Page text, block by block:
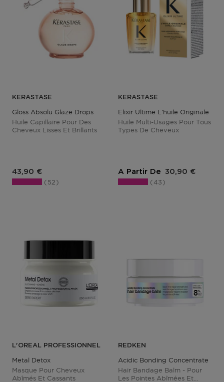
KÉRASTASE
Gloss Absolu Glaze Drops
Huile Capillaire Pour Des
Cheveux Lisses Et Brillants
Prix du produit
43,90 €
52
KÉRASTASE
Elixir Ultime L’huile Originale
Huile Multi-Usages Pour Tous
Types De Cheveux
A Partir De Prix du produit
30,90 €
43
L'OREAL PROFESSIONNEL
Metal Detox
Masque Pour Cheveux
Abîmés Et Cassants
REDKEN
Acidic Bonding Concentrate
Hair Bandage Balm - Pour
Les Pointes Abîmées Et